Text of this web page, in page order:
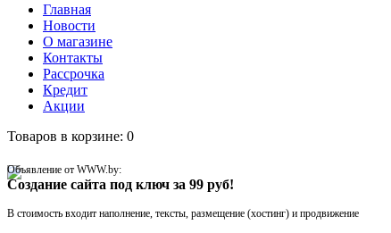
Главная
Новости
О магазине
Контакты
Рассрочка
Кредит
Акции
Товаров в корзине: 0
Объявление от WWW.by:
Создание сайта под ключ за 99 руб!
В стоимость входит наполнение, тексты, размещение (хостинг) и продвижение